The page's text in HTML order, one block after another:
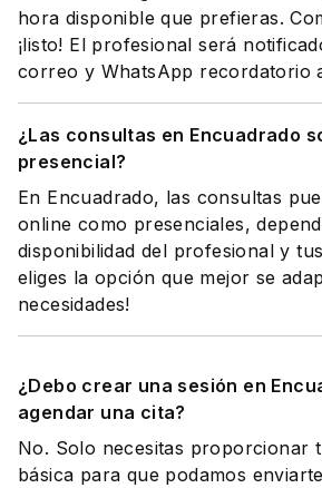
hora disponible que prefieras.
¡listo! El profesional será
correo y WhatsApp recordatorio
¿Las consultas en Encuadrado
presencial?
En Encuadrado, las consultas
online como presenciales,
disponibilidad del profesional y
eliges la opción que mejor se
necesidades!
¿Debo crear una sesión en
agendar una cita?
No. Solo necesitas proporcionar
básica para que podamos